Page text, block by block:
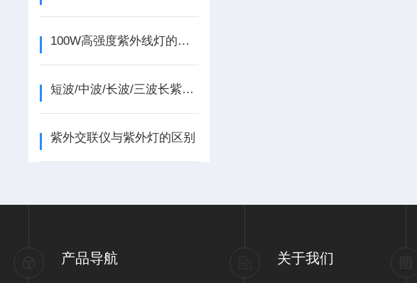
100W高强度紫外线灯的应用范围？
短波/中波/长波/三波长紫外线灯的技术区别与选型应用
紫外交联仪与紫外灯的区别
产品导航 关于我们